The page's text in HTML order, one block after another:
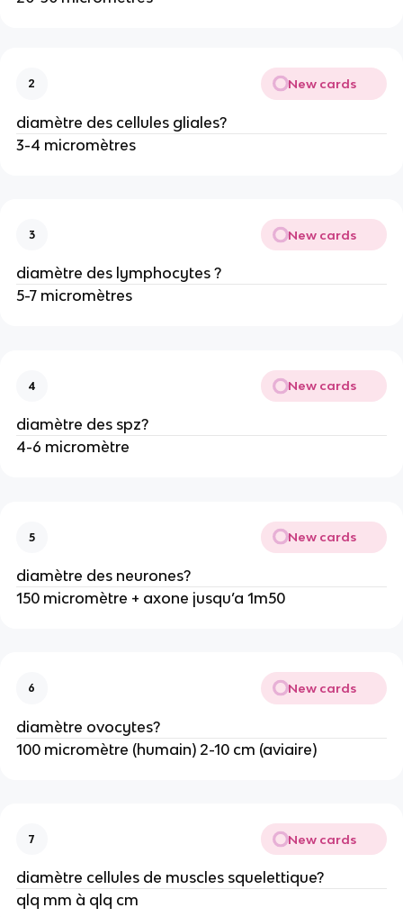
2 New cards
diamètre des cellules gliales?
3-4 micromètres
3 New cards
diamètre des lymphocytes ?
5-7 micromètres
4 New cards
diamètre des spz?
4-6 micromètre
5 New cards
diamètre des neurones?
150 micromètre + axone jusqu’a 1m50
6 New cards
diamètre ovocytes?
100 micromètre (humain) 2-10 cm (aviaire)
7 New cards
diamètre cellules de muscles squelettique?
qlq mm à qlq cm